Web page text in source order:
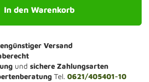
In den Warenkorb
Versand
und sichere Zahlungsarten
Tel. 0621/405401-10